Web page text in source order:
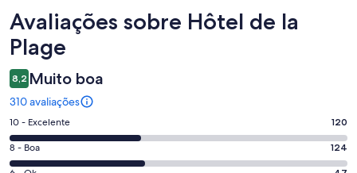
Avaliações
Avaliações sobre Hôtel de la
Plage
8,2 Muito boa
310 avaliações
Nota
10
-
10 - Excelente 120
Nota
8
8 - Boa 124